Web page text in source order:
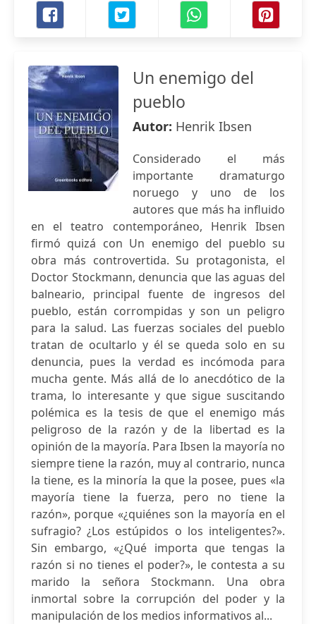
Un enemigo del
pueblo
Autor: Henrik Ibsen
Considerado el más
importante dramaturgo
noruego y uno de los
autores que más ha influido
en el teatro contemporáneo, Henrik Ibsen
firmó quizá con Un enemigo del pueblo su
obra más controvertida. Su protagonista, el
Doctor Stockmann, denuncia que las aguas del
balneario, principal fuente de ingresos del
pueblo, están corrompidas y son un peligro
para la salud. Las fuerzas sociales del pueblo
tratan de ocultarlo y él se queda solo en su
denuncia, pues la verdad es incómoda para
mucha gente. Más allá de lo anecdótico de la
trama, lo interesante y que sigue suscitando
polémica es la tesis de que el enemigo más
peligroso de la razón y de la libertad es la
opinión de la mayoría. Para Ibsen la mayoría no
siempre tiene la razón, muy al contrario, nunca
la tiene, es la minoría la que la posee, pues «la
mayoría tiene la fuerza, pero no tiene la
razón», porque «¿quiénes son la mayoría en el
sufragio? ¿Los estúpidos o los inteligentes?».
Sin embargo, «¿Qué importa que tengas la
razón si no tienes el poder?», le contesta a su
marido la señora Stockmann. Una obra
inmortal sobre la corrupción del poder y la
manipulación de los medios informativos al...